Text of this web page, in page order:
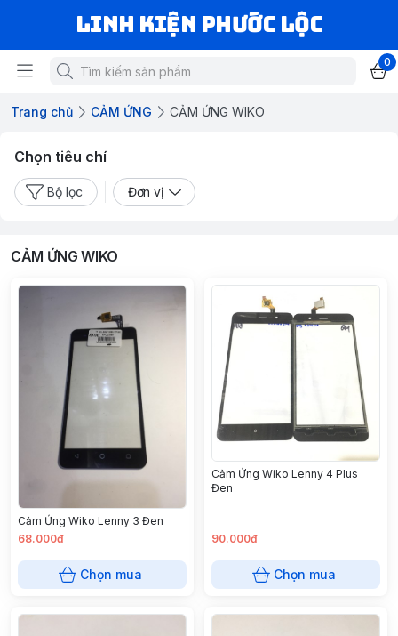
LINH KIỆN PHƯỚC LỘC
0
Trang chủ CẢM ỨNG CẢM ỨNG WIKO
Chọn tiêu chí
Bộ lọc Đơn vị
CẢM ỨNG WIKO
Cảm Ứng Wiko Lenny 3 Đen
68.000đ
Chọn mua
Cảm Ứng Wiko Lenny 4 Plus
Đen
90.000đ
Chọn mua